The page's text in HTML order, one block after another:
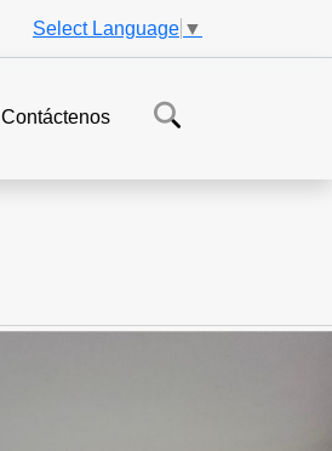
Select Language ▼
Contáctenos